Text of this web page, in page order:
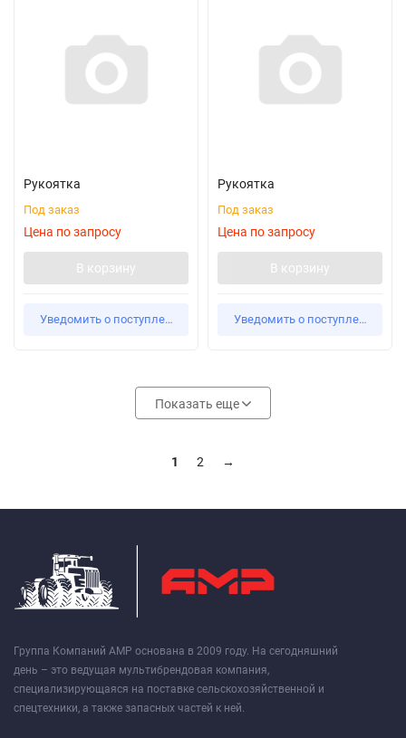
Рукоятка
Под заказ
Цена по запросу
В корзину
Уведомить о поступлении
Рукоятка
Под заказ
Цена по запросу
В корзину
Уведомить о поступлении
Показать еще
1 2 →
Группа Компаний АМР основана в 2009 году. На сегодняшний
день – это ведущая мультибрендовая компания,
специализирующаяся на поставке сельскохозяйственной и
спецтехники, а также запасных частей к ней.